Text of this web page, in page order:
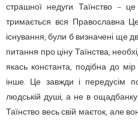
страшної недуги. Таїнство –
тримається вся Православна
існування, були б визначені ще
питання про ціну Таїнства,
якась константа, подібна до
інше. Це завжди і передусім
людській душі, а не в
Таїнство весь свій маєток, але